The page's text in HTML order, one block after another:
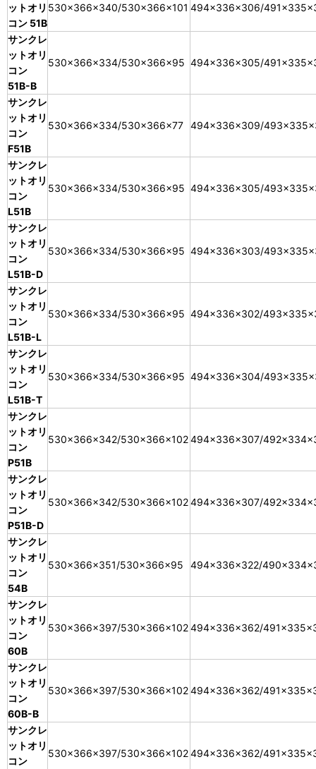
ットオリ
コン 51B
530×366×340/530×366×101 494×336×306/
サンクレ
ットオリ
コン
51B-B
530×366×334/530×366×95 494×336×305/
サンクレ
ットオリ
コン
F51B
530×366×334/530×366×77 494×336×309/
サンクレ
ットオリ
コン
L51B
530×366×334/530×366×95 494×336×305/
サンクレ
ットオリ
コン
L51B-D
530×366×334/530×366×95 494×336×303/
サンクレ
ットオリ
コン
L51B-L
530×366×334/530×366×95 494×336×302/
サンクレ
ットオリ
コン
L51B-T
530×366×334/530×366×95 494×336×304/
サンクレ
ットオリ
コン
P51B
530×366×342/530×366×102494×336×307/
サンクレ
ットオリ
コン
P51B-D
530×366×342/530×366×102494×336×307/
サンクレ
ットオリ
コン
54B
530×366×351/530×366×95 494×336×322/
サンクレ
ットオリ
コン
60B
530×366×397/530×366×102494×336×362/
サンクレ
ットオリ
コン
60B-B
530×366×397/530×366×102494×336×362/
サンクレ
ットオリ
コン
530×366×397/530×366×102494×336×362/